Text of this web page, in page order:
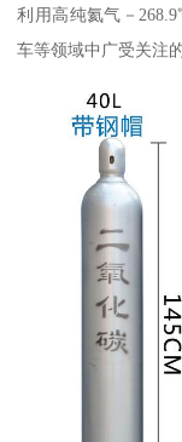
利用高纯氦气－
车等领域中广受关注